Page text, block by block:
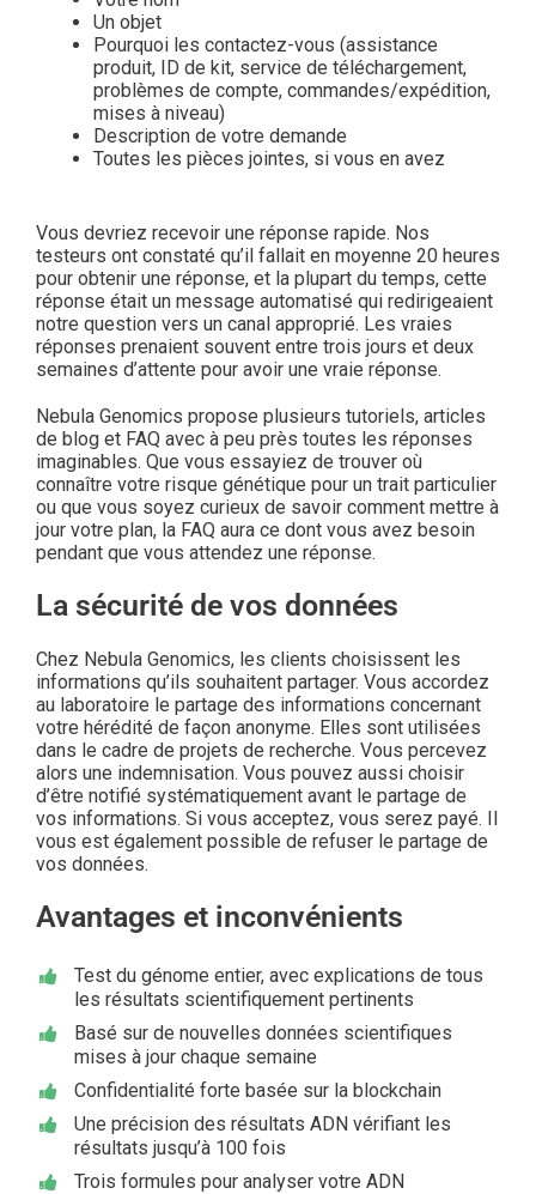
Un objet
Pourquoi les contactez-vous (assistance
produit, ID de kit, service de téléchargement,
problèmes de compte, commandes/expédition,
mises à niveau)
Description de votre demande
Toutes les pièces jointes, si vous en avez
Vous devriez recevoir une réponse rapide. Nos
testeurs ont constaté qu’il fallait en moyenne 20 heures
pour obtenir une réponse, et la plupart du temps, cette
réponse était un message automatisé qui redirigeaient
notre question vers un canal approprié. Les vraies
réponses prenaient souvent entre trois jours et deux
semaines d’attente pour avoir une vraie réponse.
Nebula Genomics propose plusieurs tutoriels, articles
de blog et FAQ avec à peu près toutes les réponses
imaginables. Que vous essayiez de trouver où
connaître votre risque génétique pour un trait particulier
ou que vous soyez curieux de savoir comment mettre à
jour votre plan, la FAQ aura ce dont vous avez besoin
pendant que vous attendez une réponse.
La sécurité de vos données
Chez Nebula Genomics, les clients choisissent les
informations qu’ils souhaitent partager. Vous accordez
au laboratoire le partage des informations concernant
votre hérédité de façon anonyme. Elles sont utilisées
dans le cadre de projets de recherche. Vous percevez
alors une indemnisation. Vous pouvez aussi choisir
d’être notifié systématiquement avant le partage de
vos informations. Si vous acceptez, vous serez payé. Il
vous est également possible de refuser le partage de
vos données.
Avantages et inconvénients
Test du génome entier, avec explications de tous
les résultats scientifiquement pertinents
Basé sur de nouvelles données scientifiques
mises à jour chaque semaine
Confidentialité forte basée sur la blockchain
Une précision des résultats ADN vérifiant les
résultats jusqu’à 100 fois
Trois formules pour analyser votre ADN